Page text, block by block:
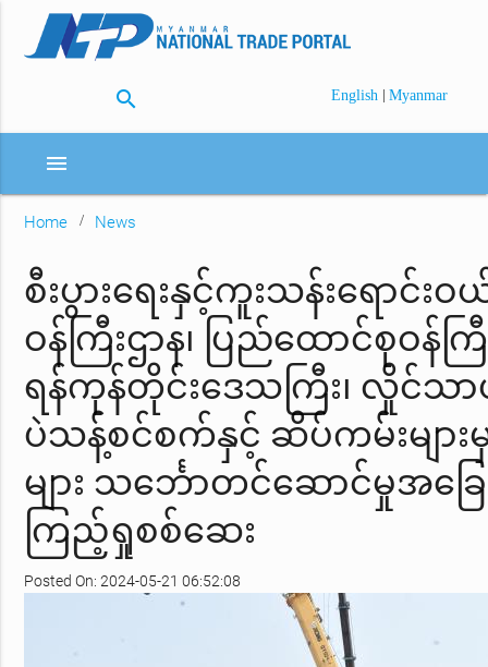
search English | Myanmar
menu
Home News
စီးပွားရေးနှင့်ကူးသန်းရောင်းဝ
ဝန်ကြီးဌာန၊ ပြည်ထောင်စုဝန်က
ရန်ကုန်တိုင်းဒေသကြီး၊ လှိုင်သ
ပဲသန့်စင်စက်နှင့် ဆိပ်ကမ်းများ
များ သင်္ဘောတင်ဆောင်မှုအခြ
ကြည့်ရှုစစ်ဆေး
Posted On: 2024-05-21 06:52:08